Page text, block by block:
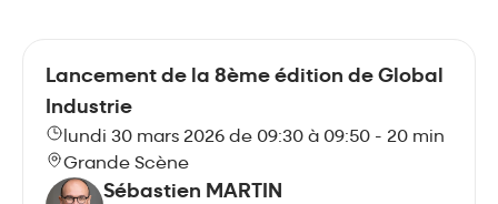
Lancement de la 8ème édition de Global
Industrie
lundi 30 mars 2026 de 09:30 à 09:50 - 20 min
Grande Scène
Sébastien MARTIN